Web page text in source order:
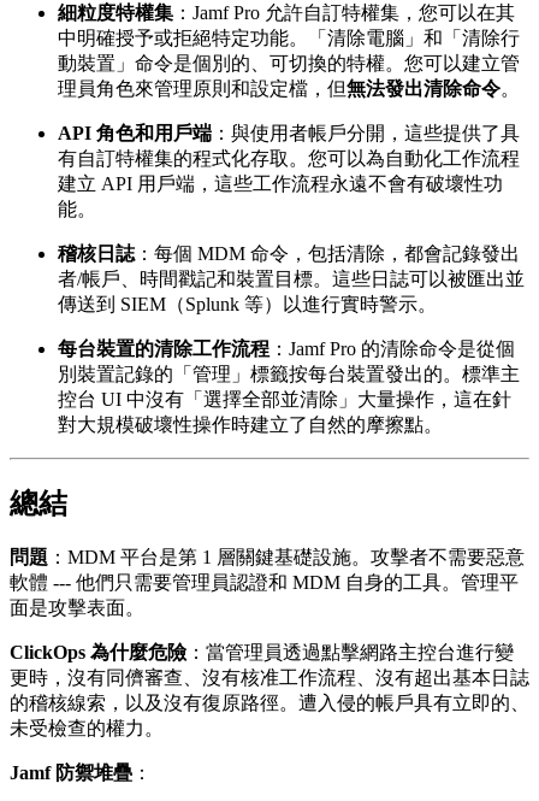
細粒度特權集 ：Jamf Pro 允許自訂特權集，您可以在其
中明確授予或拒絕特定功能。「清除電腦」和「清除行
動裝置」命令是個別的、可切換的特權。您可以建立管
理員角色來管理原則和設定檔，但無法發出清除命令。
API 角色和用戶端 ：與使用者帳戶分開，這些提供了具
有自訂特權集的程式化存取。您可以為自動化工作流程
建立 API 用戶端，這些工作流程永遠不會有破壞性功
能。
稽核日誌 ：每個 MDM 命令，包括清除，都會記錄發出
者/帳戶、時間戳記和裝置目標。這些日誌可以被匯出並
傳送到 SIEM（Splunk 等）以進行實時警示。
每台裝置的清除工作流程 ：Jamf Pro 的清除命令是從個
別裝置記錄的「管理」標籤按每台裝置發出的。標準主
控台 UI 中沒有「選擇全部並清除」大量操作，這在針
對大規模破壞性操作時建立了自然的摩擦點。
總結
問題 ：MDM 平台是第 1 層關鍵基礎設施。攻擊者不需要惡意
軟體 --- 他們只需要管理員認證和 MDM 自身的工具。管理平
面是攻擊表面。
ClickOps 為什麼危險 ：當管理員透過點擊網路主控台進行變
更時，沒有同儕審查、沒有核准工作流程、沒有超出基本日誌
的稽核線索，以及沒有復原路徑。遭入侵的帳戶具有立即的、
未受檢查的權力。
Jamf 防禦堆疊 ：